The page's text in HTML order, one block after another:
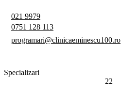
021 9979
0751 128 113
programari@clinicaeminescu100.ro
Specializari
22